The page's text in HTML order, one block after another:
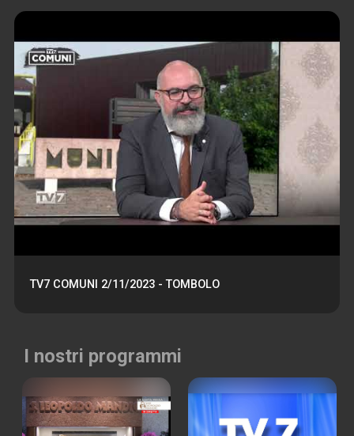
TV7 COMUNI 2/11/2023 - TOMBOLO
I nostri programmi